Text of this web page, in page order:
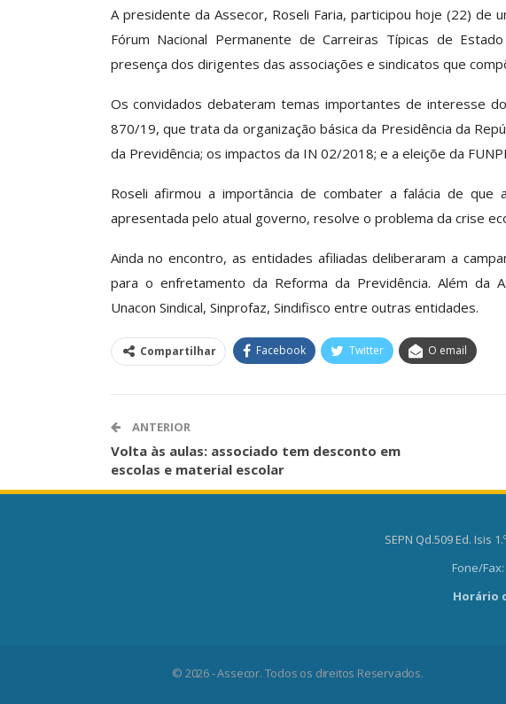
A presidente da Assecor, Roseli Faria, participou hoje (22) de
Fórum Nacional Permanente de Carreiras Típicas de
presença dos dirigentes das associações e sindicatos que
Os convidados debateram temas importantes de interesse
870/19, que trata da organização básica da Presidência da
da Previdência; os impactos da IN 02/2018; e a eleiçõe da
Roseli afirmou a importância de combater a falácia de
apresentada pelo atual governo, resolve o problema da crise
Ainda no encontro, as entidades afiliadas deliberaram a
para o enfretamento da Reforma da Previdência. Além da
Unacon Sindical, Sinprofaz, Sindifisco entre outras entidades.
Compartilhar Facebook Twitter O email
ANTERIOR
Volta às aulas: associado tem desconto em
escolas e material escolar
Comunicacao 29 jun, 2026
ASSECOR Acompanha Reunião
Da Mesa Nacional De
Reforça…
SEPN Qd.509 Ed. Isis
Fone/Fax:
Horário
© 2026 - Assecor. Todos os direitos Reservados.